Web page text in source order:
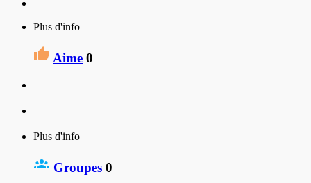
Plus d'info
Aime 0
Plus d'info
Groupes 0